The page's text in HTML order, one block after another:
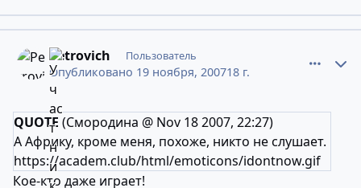
Petrovich Пользователь
Опубликовано 19 ноября, 200718 г.
QUOTE (Смородина @ Nov 18 2007, 22:27)
А Африку, кроме меня, похоже, никто не слушает.
https://academ.club/html/emoticons/idontnow.gif
Кое-кто даже играет!